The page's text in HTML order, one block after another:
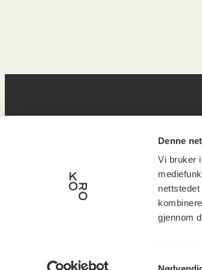
Denne
Vi bruker
gjennom
Postboks 6994
22 99 11 99